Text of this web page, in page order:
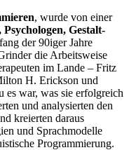
, wurde von einer
Gestalt-
der 90iger Jahre
die Arbeitsweise
im Lande – Fritz
H. Erickson und
es war, was sie erfolgreich
und analysierten den
kreierten daraus
und Sprachmodelle
Programmierung.